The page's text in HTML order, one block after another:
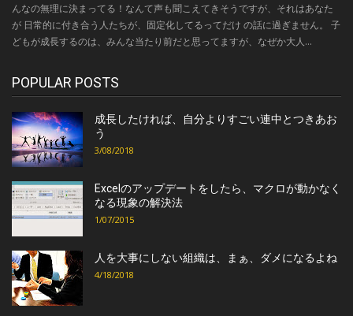
んなの無理に決まってる！なんて声も聞こえてきそうですが、それはあなた
が 日常的に付き合う人たちが、固定化してるってだけ の話に過ぎません。 子
どもが成長するのは、みんな当たり前だと思ってますが、なぜか大人...
POPULAR POSTS
成長したければ、自分よりすごい連中とつきあお
う
3/08/2018
Excelのアップデートをしたら、マクロが動かなく
なる現象の解決法
1/07/2015
人を大事にしない組織は、まぁ、ダメになるよね
4/18/2018